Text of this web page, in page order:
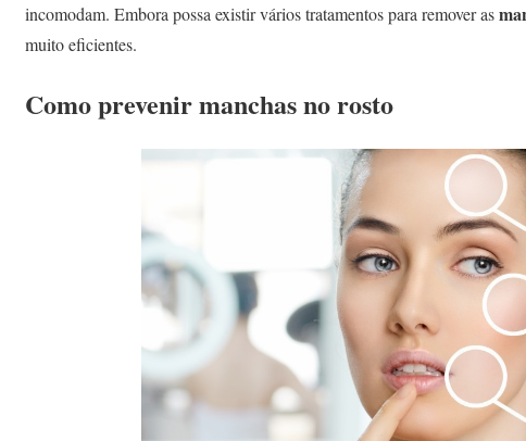
incomodam. Embora possa existir vários tratamentos para remover as
muito eficientes.
Como prevenir manchas no rosto